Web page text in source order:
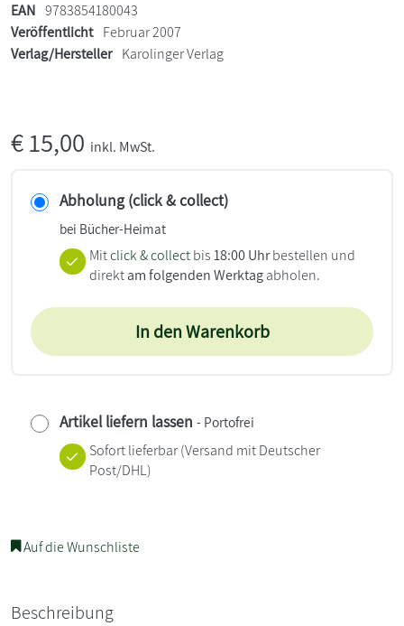
EAN 9783854180043
Veröffentlicht Februar 2007
Verlag/Hersteller Karolinger Verlag
€15,00 inkl. MwSt.
Abholung (click & collect)
bei Bücher-Heimat
Mitclick & collect bis18:00 Uhrbestellen und
direktam folgenden Werktagabholen.
In den Warenkorb
Artikel liefern lassen - Portofrei
Sofort lieferbar(Versand mit Deutscher
Post/DHL)
Auf die Wunschliste
Beschreibung